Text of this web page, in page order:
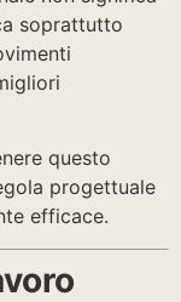
soprattutto
questo
progettuale
efficace.